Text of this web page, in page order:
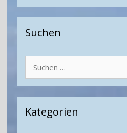
Suchen
nach:
Kategorien